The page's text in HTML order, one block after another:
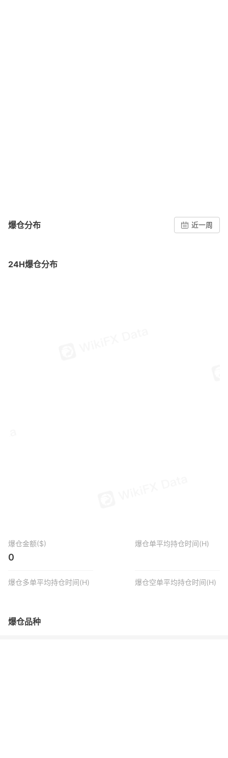
爆仓分布 近一周
24H爆仓分布
爆仓金额($)
0
爆仓单平均持仓时间(H)
爆仓多单平均持仓时间(H) 爆仓空单平均持仓时间(H)
爆仓品种